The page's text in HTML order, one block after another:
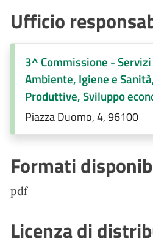
Ufficio
3^ Commissione -
Ambiente, Igiene e
Produttive, Sviluppo
Regolamenti di
Piazza Duomo, 4, 96100
Formati
pdf
Licenza di